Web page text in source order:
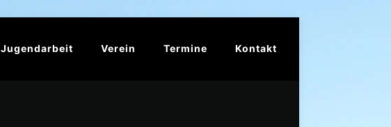
Jugendarbeit Verein Termine Kontakt